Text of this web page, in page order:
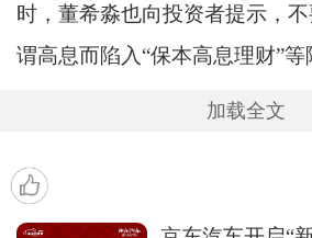
时，董希淼也向投资者提示，
谓高息而陷入“保本高息理财”等
加载全文